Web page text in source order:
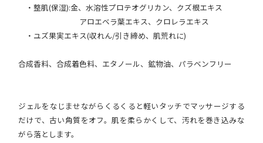
・整肌(保湿):金、水溶性プロテオグリカン、クズ根エキス
アロエベラ葉エキス、クロレラエキス
・ユズ果実エキス(収れん/引き締め、肌荒れに)
合成香料、合成着色料、エタノール、鉱物油、パラベンフリー
ジェルをなじませながらくるくると軽いタッチでマッサージする
だけで、古い角質をオフ。肌を柔らかくして、汚れを巻き込みな
がら落とします。